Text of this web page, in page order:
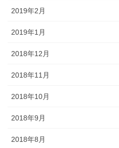
2019年2月
2019年1月
2018年12月
2018年11月
2018年10月
2018年9月
2018年8月